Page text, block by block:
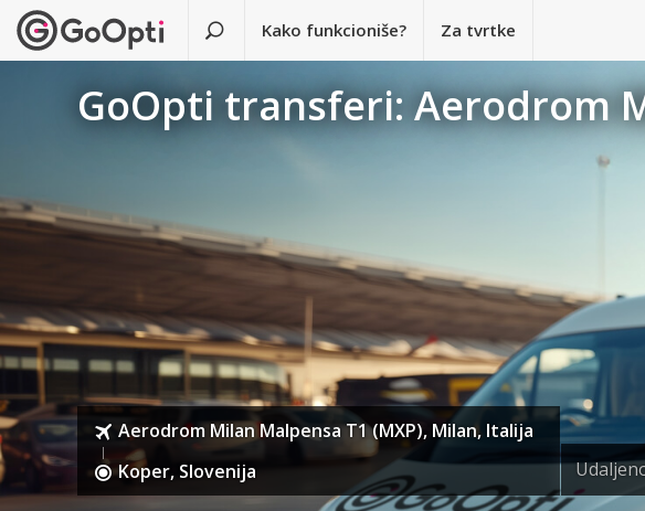
Kako funkcioniše? Za tvrtke
GoOpti transferi: Aerodrom
Aerodrom Milan Malpensa T1 (MXP), Milan, Italija
Koper, Slovenija